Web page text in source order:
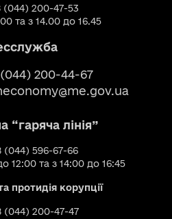
(044) 200-47-53
та з 14.00 до 16.45
200-44-67
“гаряча лінія”
(044) 596-67-66
12:00 та з 14:00 до 16:45
протидія корупції
(044) 200-47-47